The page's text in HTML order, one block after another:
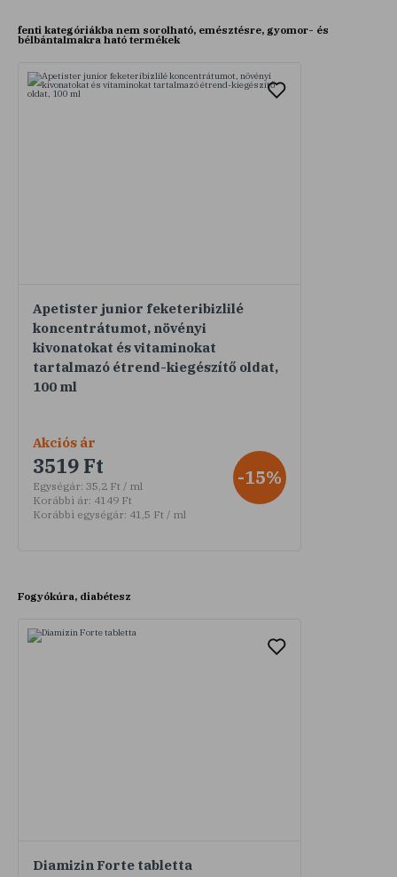
fenti kategóriákba nem sorolható, emésztésre, gyomor- és
bélbántalmakra ható termékek
Apetister junior feketeribizlilé
koncentrátumot, növényi
kivonatokat és vitaminokat
tartalmazó étrend-kiegészítő oldat,
100 ml
Akciós ár
3519 Ft
Egységár: 35,2 Ft / ml
Korábbi ár: 4149 Ft
Korábbi egységár: 41,5 Ft / ml
-15%
Fogyókúra, diabétesz
Diamizin Forte tabletta